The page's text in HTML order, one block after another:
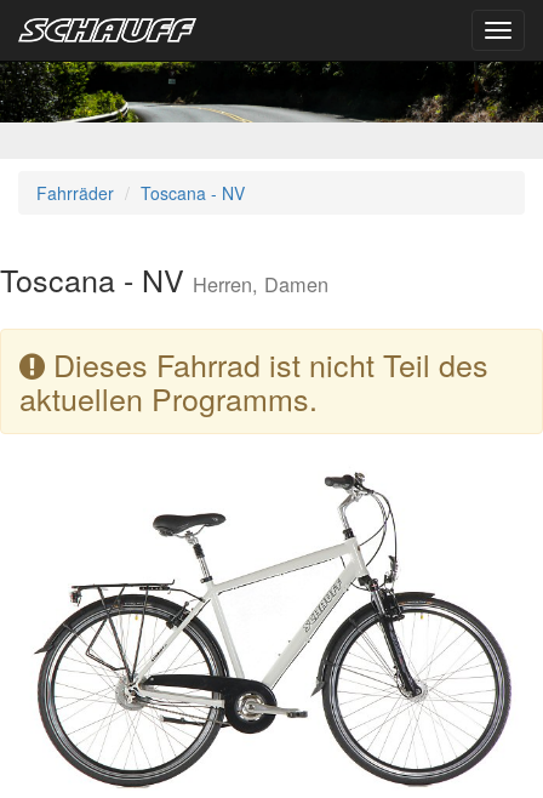
Fahrräder Toscana - NV
Toscana - NV Herren, Damen
Dieses Fahrrad ist nicht Teil des
aktuellen Programms.